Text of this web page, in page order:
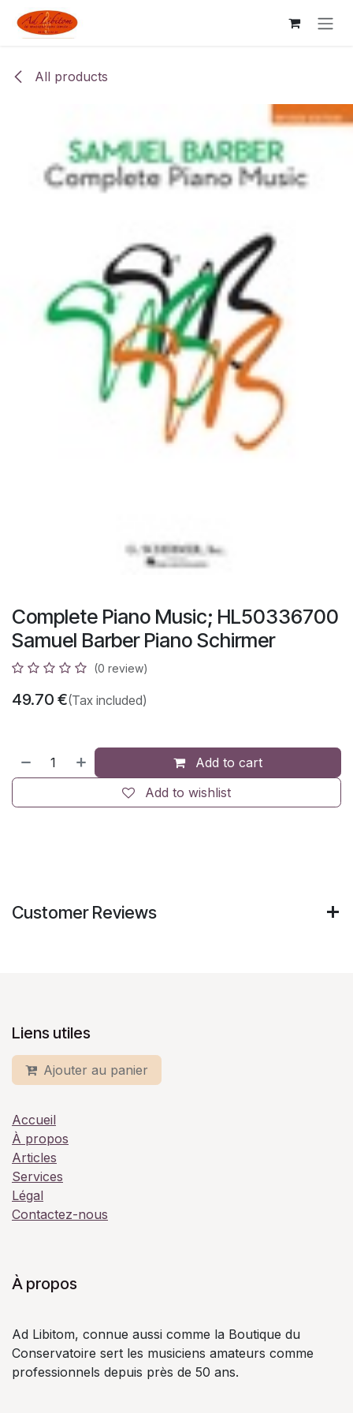
Skip to Content
All products
Complete Piano Music; HL50336700
Samuel Barber Piano Schirmer
(0 review)
49.70 €(Tax included)
Add to cart
Add to wishlist
Customer Reviews
Liens utiles
Ajouter au panier
Accueil
À propos
Articles
Services
Légal
Contactez-nous
À propos
Ad Libitom, connue aussi comme la Boutique du
Conservatoire sert les musiciens amateurs comme
professionnels depuis près de 50 ans.